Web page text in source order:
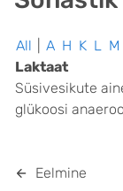
All A H K L M
Laktaat
Süsivesikute
glükoosi
Eelmine